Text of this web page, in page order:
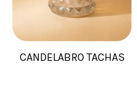
CANDELABRO TACHAS